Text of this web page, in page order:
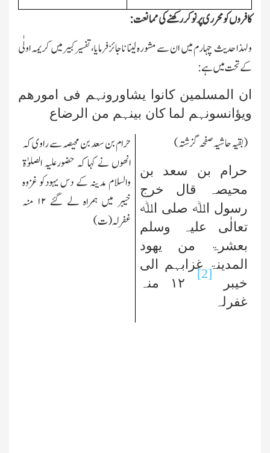
کافروں کو محرری پر نوکر رکھنے کی ممانعت:
ولہذا حدیث چہارم میں ان سے مشورہ لینا ناجائزفرمایا،تفسیر کبیرمیں کریمہ اولٰی
کے تحت میں ہے:
ان المسلمین کانوا یشاورونہم فی امورھم
ویؤانسونہم لما کان بینہم من الرضاع
(بقیہ حاشیہ صفحہ گزشتہ)
حرام بن سعد بن
محیصہ قال خرج
رسول اﷲ صلی اﷲ
تعالٰی علیہ وسلم
بعشرۃ من یھود
المدینۃ غزابہم الی
خیبر
[2]
۱۲
منہ
غفرلہ
حرام بن سعد بن محیصہ سے راوی کہ
انھوں نے کہا کہ حضورعلیہ الصلوٰۃ
والسلام مدینہ کے دس یہودکو غزوہ
خیبر میں ہمراہ لے گئے ۱۲ منہ
غفرلہ(ت)